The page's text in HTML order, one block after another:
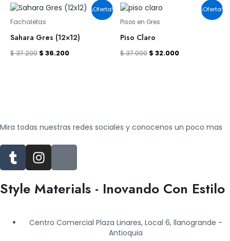
¡Oferta!
Fachaletas
Sahara Gres (12×12)
$37.200
El
original
$ 37.200.
$ 36.200
El
precio
$ 36.200.
¡Oferta!
Pisos en Gres
Piso Claro
$37.000
El
original
$ 37.000.
$ 32.000
precio
Mira todas nuestras redes sociales y conocenos un poco mas
T
u
m
b
l
I
n
s
t
r
J
i
-
c
Style Materials - Inovando Con Estilo
Centro Comercial Plaza Linares, Local 6, llanogrande -
Antioquia